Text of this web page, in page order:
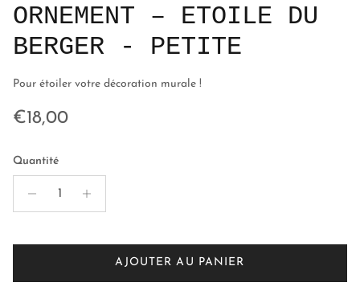
ORNEMENT – ETOILE DU
BERGER - PETITE
Pour étoiler votre décoration murale !
Prix habituel
€18,00
Quantité
AJOUTER AU PANIER